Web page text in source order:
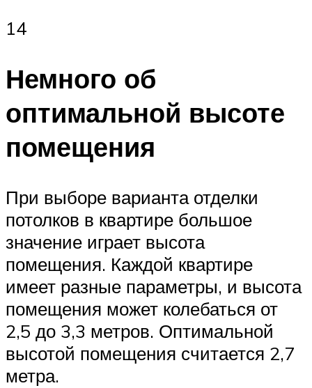
14
Немного об
оптимальной высоте
помещения
При выборе варианта отделки
потолков в квартире большое
значение играет высота
помещения. Каждой квартире
имеет разные параметры, и высота
помещения может колебаться от
2,5 до 3,3 метров. Оптимальной
высотой помещения считается 2,7
метра.